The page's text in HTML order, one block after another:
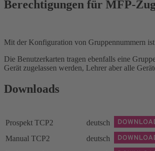
Berechtigungen für MFP-
Mit der Konfiguration von Gruppennummern
Die Benutzerkarten tragen ebenfalls eine
Gerät zugelassen werden, Lehrer aber alle
Downloads
Prospekt TCP2
deutsch
Manual TCP2
deutsch